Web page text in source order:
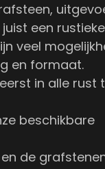
een
veel
en formaat.
in alle rust
beschikbare
de